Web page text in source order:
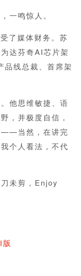
一鸣惊人。
了媒体财务。苏
达芬奇AI芯片架
品线总裁、首席架
他思维敏捷、语
，并极度自信，
——当然，在讲完
个人看法，不代
未剪，Enjoy
版